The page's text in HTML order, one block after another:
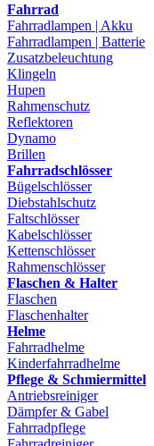
Fahrrad
Fahrradlampen | Akku
Fahrradlampen | Batterie
Zusatzbeleuchtung
Klingeln
Hupen
Rahmenschutz
Reflektoren
Dynamo
Brillen
Fahrradschlösser
Bügelschlösser
Diebstahlschutz
Faltschlösser
Kabelschlösser
Kettenschlösser
Rahmenschlösser
Flaschen & Halter
Flaschen
Flaschenhalter
Helme
Fahrradhelme
Kinderfahrradhelme
Pflege & Schmiermittel
Antriebsreiniger
Dämpfer & Gabel
Fahrradpflege